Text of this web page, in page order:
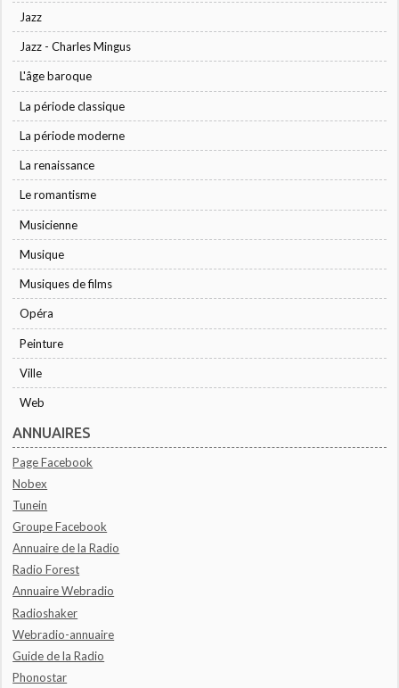
Jazz
Jazz - Charles Mingus
L'âge baroque
La période classique
La période moderne
La renaissance
Le romantisme
Musicienne
Musique
Musiques de films
Opéra
Peinture
Ville
Web
ANNUAIRES
Page Facebook
Nobex
Tunein
Groupe Facebook
Annuaire de la Radio
Radio Forest
Annuaire Webradio
Radioshaker
Webradio-annuaire
Guide de la Radio
Phonostar